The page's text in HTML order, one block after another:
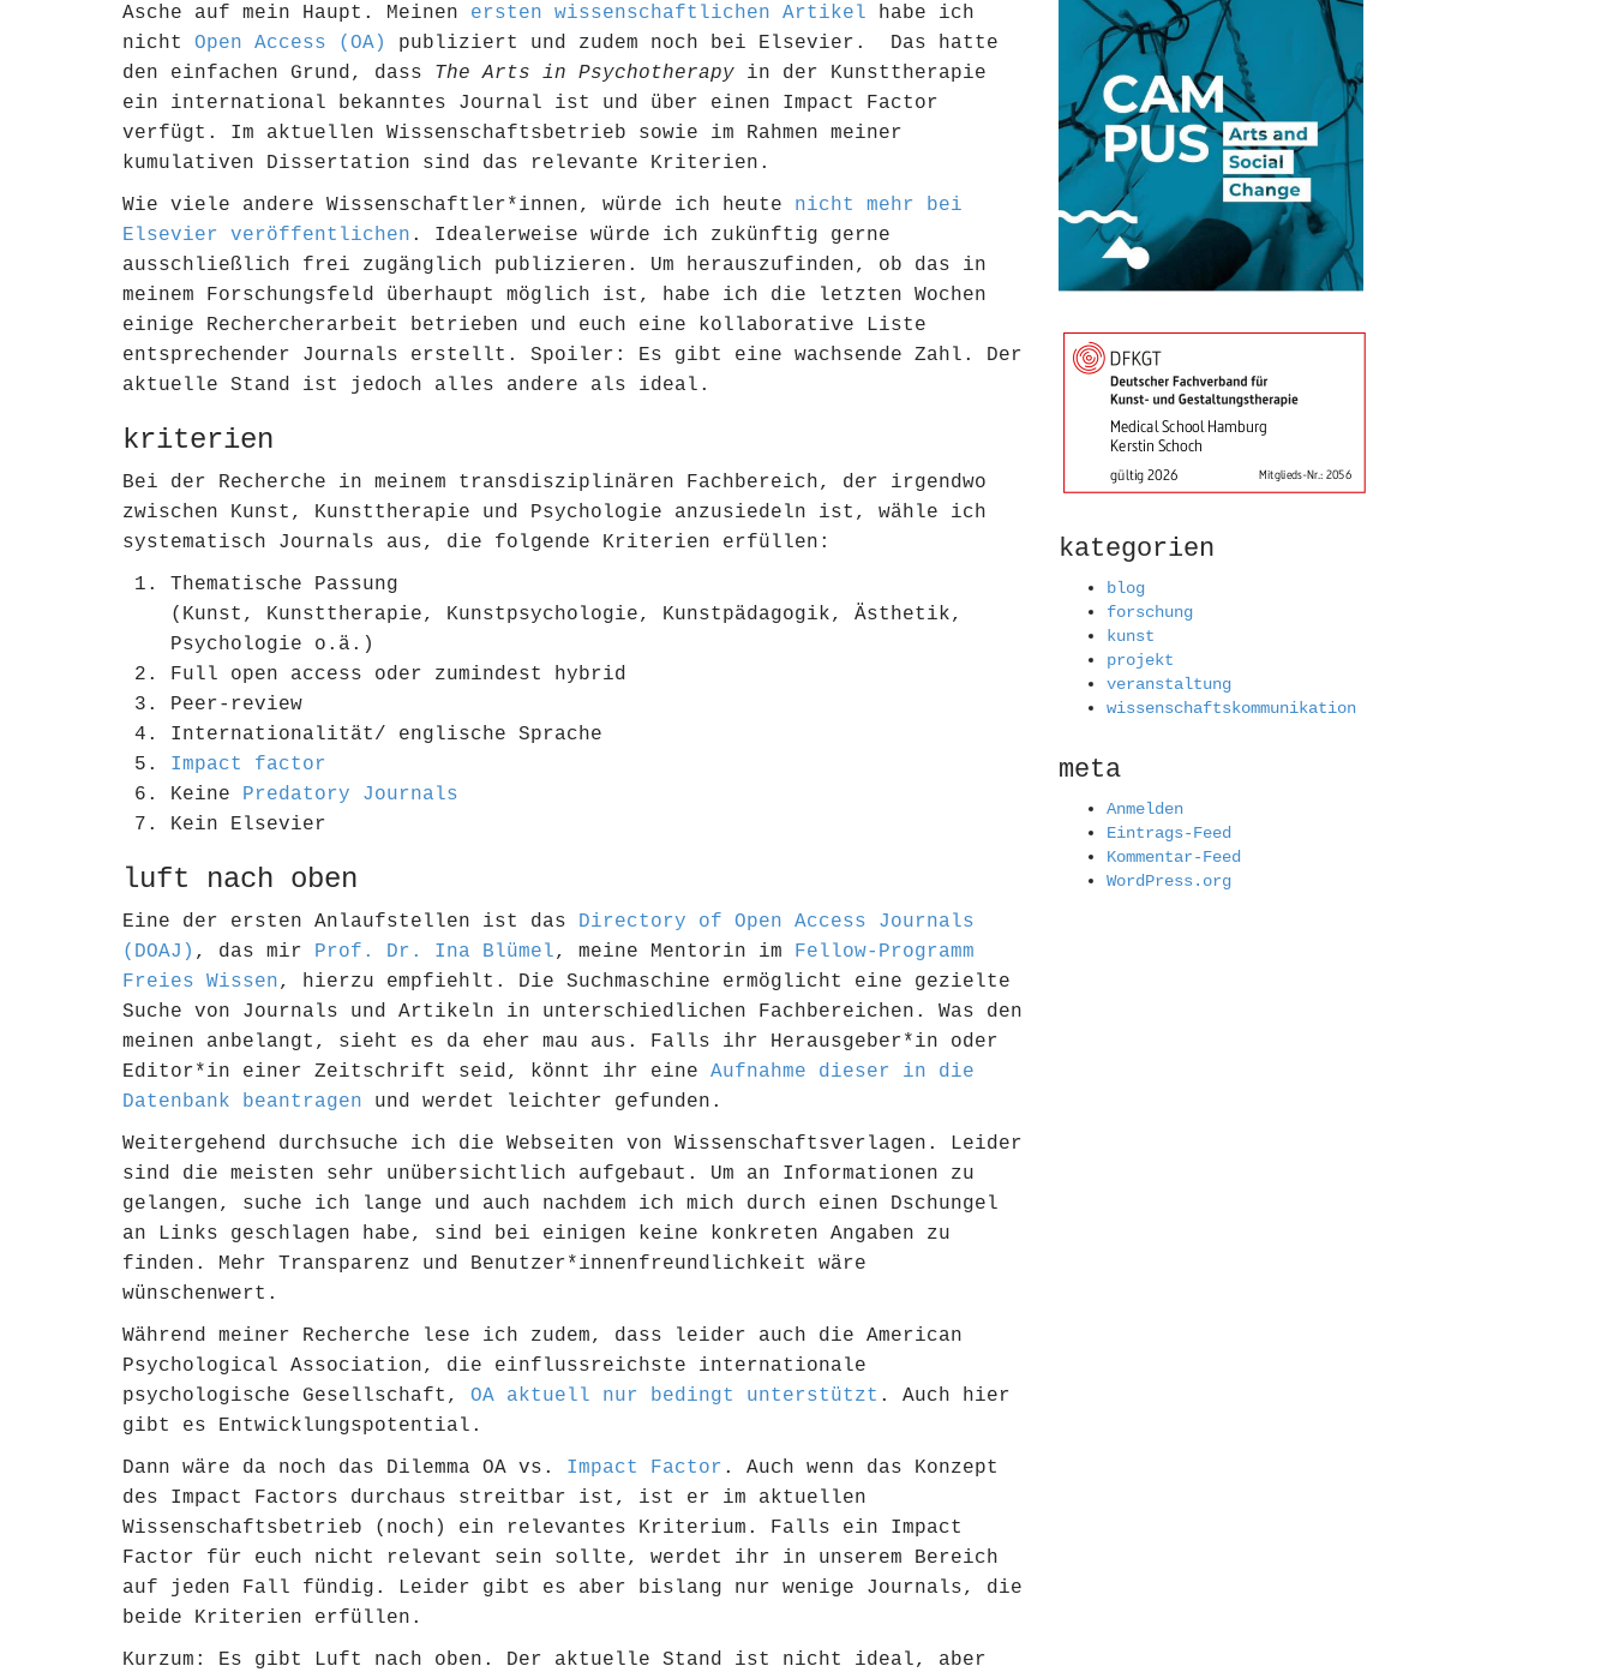
Asche auf mein Haupt. Meinen ersten wissenschaftlichen Artikel habe ich
nicht Open Access (OA)
publiziert und zudem noch bei Elsevier. Das hatte
den einfachen Grund, dass The Arts in Psychotherapy in der Kunsttherapie
ein international bekanntes Journal ist und über einen Impact Factor
verfügt. Im aktuellen Wissenschaftsbetrieb sowie im Rahmen meiner
kumulativen Dissertation sind das relevante Kriterien.
Wie viele andere Wissenschaftler*innen, würde ich heute nicht mehr bei
Elsevier veröffentlichen . Idealerweise würde ich zukünftig gerne
ausschließlich frei zugänglich publizieren. Um herauszufinden, ob das in
meinem Forschungsfeld überhaupt möglich ist, habe ich die letzten Wochen
einige Rechercherarbeit betrieben und euch eine kollaborative Liste
entsprechender Journals erstellt. Spoiler: Es gibt eine wachsende Zahl. Der
aktuelle Stand ist jedoch alles andere als ideal.
kriterien
Bei der Recherche in meinem transdisziplinären Fachbereich, der irgendwo
zwischen Kunst, Kunsttherapie und Psychologie anzusiedeln ist, wähle ich
systematisch Journals aus, die folgende Kriterien erfüllen:
Thematische Passung
(Kunst, Kunsttherapie, Kunstpsychologie, Kunstpädagogik, Ästhetik,
Psychologie o.ä.)
Full open access oder zumindest hybrid
Peer-review
Internationalität/ englische Sprache
Impact factor
Keine Predatory Journals
Kein Elsevier
luft nach oben
Eine der ersten Anlaufstellen ist das Directory of Open Access Journals
(DOAJ) , das mir Prof. Dr. Ina Blümel, meine Mentorin im Fellow-Programm
Freies Wissen, hierzu empfiehlt. Die Suchmaschine ermöglicht eine gezielte
Suche von Journals und Artikeln in unterschiedlichen Fachbereichen. Was den
meinen anbelangt, sieht es da eher mau aus. Falls ihr Herausgeber*in oder
Editor*in einer Zeitschrift seid, könnt ihr eine Aufnahme dieser in die
Datenbank beantragen und werdet leichter gefunden.
Weitergehend durchsuche ich die Webseiten von Wissenschaftsverlagen. Leider
sind die meisten sehr unübersichtlich aufgebaut. Um an Informationen zu
gelangen, suche ich lange und auch nachdem ich mich durch einen Dschungel
an Links geschlagen habe, sind bei einigen keine konkreten Angaben zu
finden. Mehr Transparenz und Benutzer*innenfreundlichkeit wäre
wünschenwert.
Während meiner Recherche lese ich zudem, dass leider auch die American
Psychological Association, die einflussreichste internationale
psychologische Gesellschaft, OA aktuell nur bedingt unterstützt . Auch hier
gibt es Entwicklungspotential.
Dann wäre da noch das Dilemma OA vs. Impact Factor . Auch wenn das Konzept
des Impact Factors durchaus streitbar ist, ist er im aktuellen
Wissenschaftsbetrieb (noch) ein relevantes Kriterium. Falls ein Impact
Factor für euch nicht relevant sein sollte, werdet ihr in unserem Bereich
auf jeden Fall fündig. Leider gibt es aber bislang nur wenige Journals, die
beide Kriterien erfüllen.
Kurzum: Es gibt Luft nach oben. Der aktuelle Stand ist nicht ideal, aber
kategorien
blog
forschung
kunst
projekt
veranstaltung
wissenschaftskommunikation
meta
Anmelden
Eintrags-Feed
Kommentar-Feed
WordPress.org